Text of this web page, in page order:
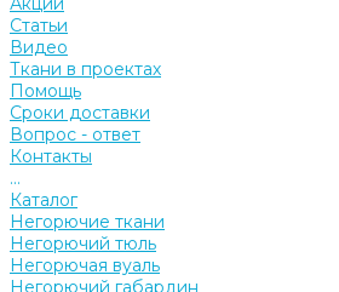
Статьи
Видео
Ткани в проектах
Помощь
Сроки доставки
Вопрос - ответ
Контакты
...
Каталог
Негорючие ткани
Негорючий тюль
Негорючая вуаль
Негорючий габардин